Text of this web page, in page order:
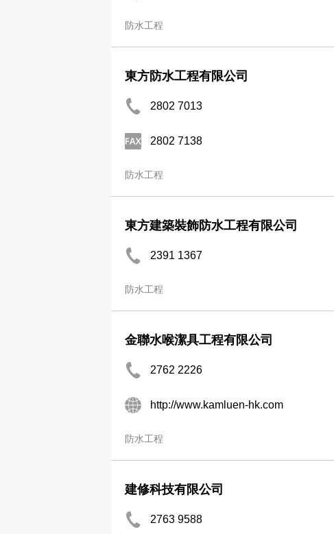
防水工程
東方防水工程有限公司
2802 7013
2802 7138
防水工程
東方建築裝飾防水工程有限公司
2391 1367
防水工程
金聯水喉潔具工程有限公司
2762 2226
http://www.kamluen-hk.com
防水工程
建修科技有限公司
2763 9588